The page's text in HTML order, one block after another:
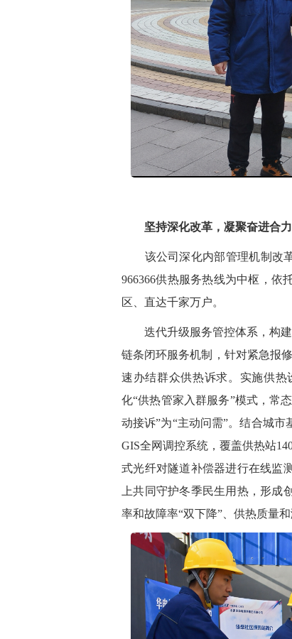
坚持深化改革，凝聚奋进合力
该公司深化内部管理机制改
966366供热服务热线为中枢，依
区、直达千家万户。
迭代升级服务管控体系，构建
链条闭环服务机制，针对紧急报
速办结群众供热诉求。实施供热
化“供热管家入群服务”模式，常
动接诉”为“主动问需”。结合城
GIS全网调控系统，覆盖供热站
式光纤对隧道补偿器进行在线监
上共同守护冬季民生用热，形成
率和故障率“双下降”、供热质量和